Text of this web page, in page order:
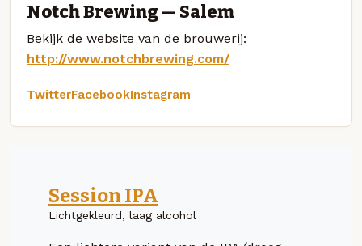
Notch Brewing — Salem
Bekijk de website van de brouwerij:
http://www.notchbrewing.com/
TwitterFacebookInstagram
Session IPA
Lichtgekleurd, laag alcohol